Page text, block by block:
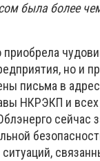
была более
приобрела
но и
письма в
НКРЭКП и
сейчас